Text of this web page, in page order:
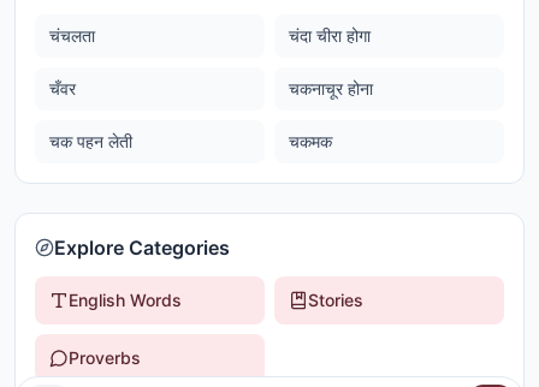
चंचलता चंदा चीरा होगा
चँवर चकनाचूर होना
चक पहन लेती चकमक
Explore Categories
English Words Stories
Proverbs